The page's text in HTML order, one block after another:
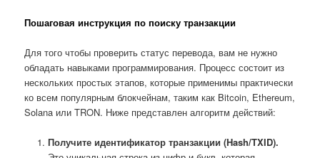
Пошаговая инструкция по поиску транзакции
Для того чтобы проверить статус перевода, вам не нужно
обладать навыками программирования. Процесс состоит из
нескольких простых этапов, которые применимы практически
ко всем популярным блокчейнам, таким как Bitcoin, Ethereum,
Solana или TRON. Ниже представлен алгоритм действий:
Получите идентификатор транзакции (Hash/TXID).